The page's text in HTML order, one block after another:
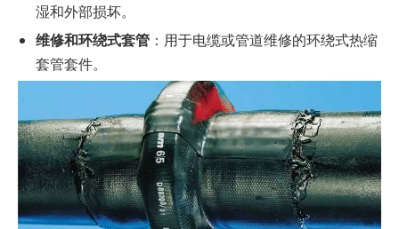
湿和外部损坏。
维修和环绕式套管 ：用于电缆或管道维修的环绕式热缩
套管套件。